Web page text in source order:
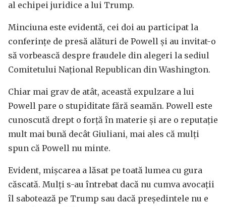
al echipei juridice a lui Trump.
Minciuna este evidentă, cei doi au participat la
conferințe de presă alături de Powell și au invitat-o
să vorbească despre fraudele din alegeri la sediul
Comitetului Național Republican din Washington.
Chiar mai grav de atât, această expulzare a lui
Powell pare o stupiditate fără seamăn. Powell este
cunoscută drept o forță în materie și are o reputație
mult mai bună decât Giuliani, mai ales că mulți
spun că Powell nu minte.
Evident, mișcarea a lăsat pe toată lumea cu gura
căscată. Mulți s-au întrebat dacă nu cumva avocații
îl sabotează pe Trump sau dacă președintele nu e